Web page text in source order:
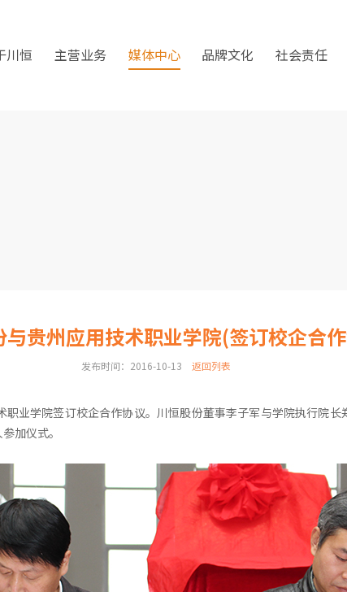
川恒 主营业务 媒体中心 品牌文化 社会责任
与贵州应用技术职业学院(签订校企合
发布时间：2016-10-13 返回列表
业学院签订校企合作协议。川恒股份董事李子军与学院执行院长
加仪式。